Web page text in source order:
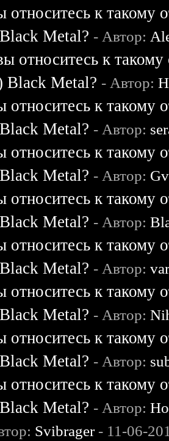
относитесь к такому
Metal? - Автор:
относитесь к
Black Metal? - Автор:
относитесь к такому
Metal? - Автор:
относитесь к такому
Metal? - Автор:
относитесь к такому
Metal? - Автор:
относитесь к такому
Metal? - Автор:
относитесь к такому
Metal? - Автор:
относитесь к такому
Metal? - Автор:
относитесь к такому
Metal? - Автор:
Svibrager- 11-06-